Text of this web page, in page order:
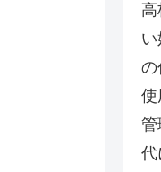
の
使
管
代